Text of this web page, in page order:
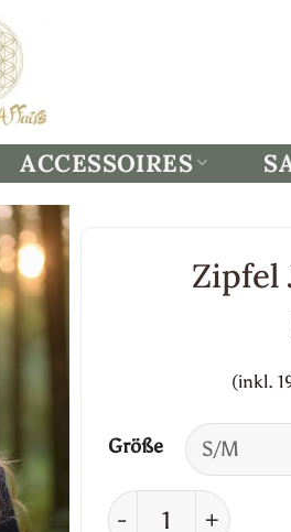
ACCESSOIRES
Zipfel
(inkl.
Größe
Zipfel Jacke